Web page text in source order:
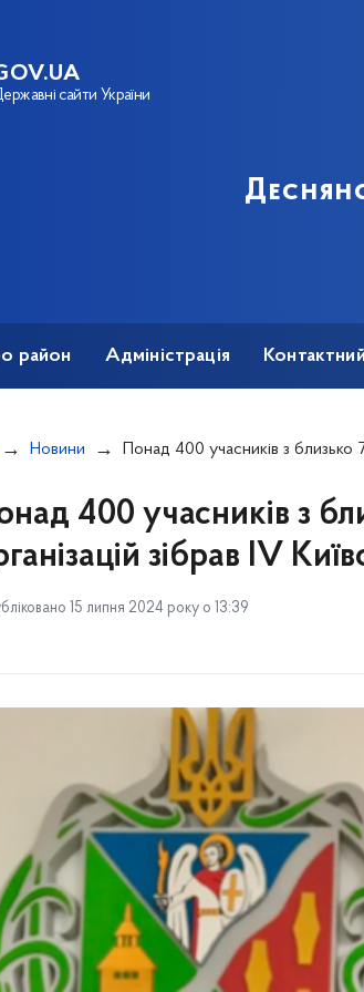
сайти України
район Адміністрація
Новини Понад 400 учасників з близько 70 волонтерських організацій зібрав
400 учасників з
зібрав ІV
15 липня 2024 року о 13:39